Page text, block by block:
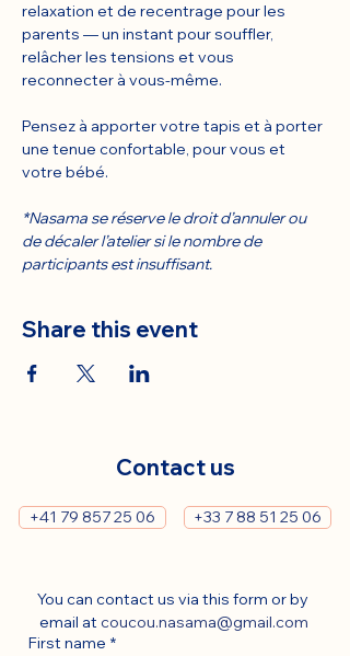
relaxation et de recentrage pour les
parents — un instant pour souffler,
relâcher les tensions et vous
reconnecter à vous-même.
Pensez à apporter votre tapis et à porter
une tenue confortable, pour vous et
votre bébé.
*Nasama se réserve le droit d’annuler ou
de décaler l’atelier si le nombre de
participants est insuffisant.
Share this event
Contact us
+41 79 857 25 06 +33 7 88 51 25 06
You can contact us via this form or by
email at coucou.nasama@gmail.com
First name *